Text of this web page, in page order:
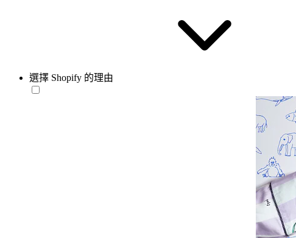
選擇 Shopify 的理由